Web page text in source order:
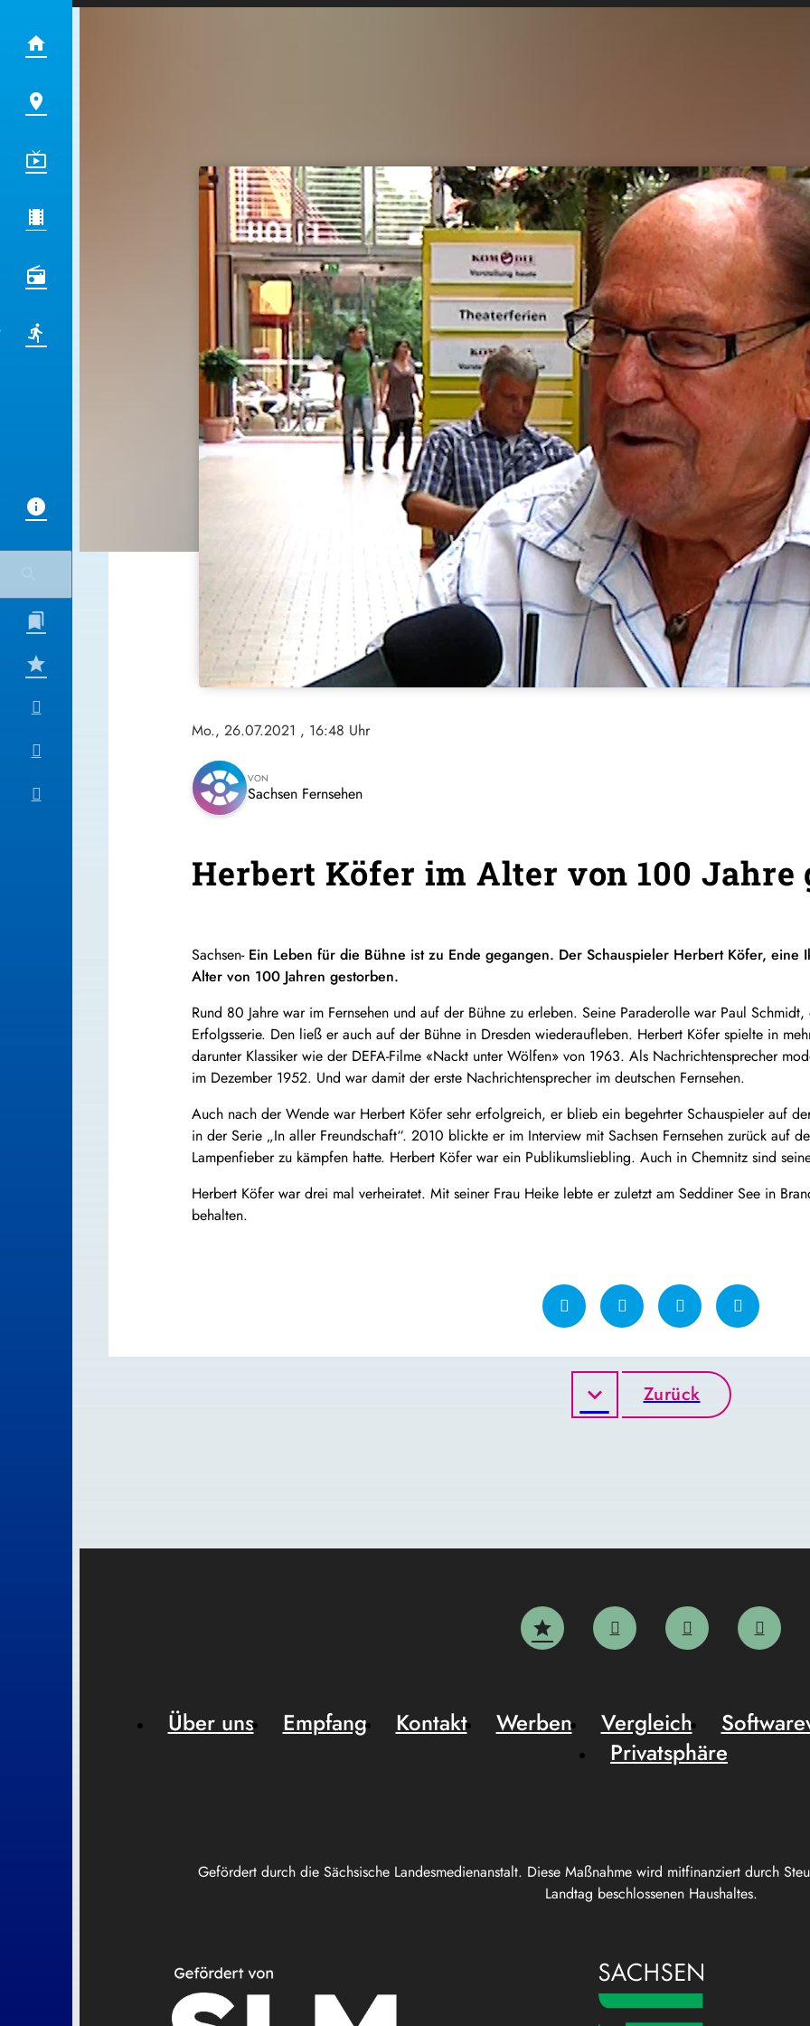
Mo., 26.07.2021 , 16:48 Uhr
VON
Sachsen Fernsehen
Herbert Köfer im Alter von 100 Jahre
Sachsen- Ein Leben für die Bühne ist zu Ende gegangen. Der Schauspieler Herbert Köfer, eine
Alter von 100 Jahren gestorben.
Rund 80 Jahre war im Fernsehen und auf der Bühne zu erleben. Seine Paraderolle war Paul
Erfolgsserie. Den ließ er auch auf der Bühne in Dresden wiederaufleben. Herbert Köfer spielte in
darunter Klassiker wie der DEFA-Filme «Nackt unter Wölfen» von 1963. Als Nachrichtensprecher
im Dezember 1952. Und war damit der erste Nachrichtensprecher im deutschen Fernsehen.
Auch nach der Wende war Herbert Köfer sehr erfolgreich, er blieb ein begehrter Schauspieler auf
in der Serie „In aller Freundschaft“. 2010 blickte er im Interview mit Sachsen Fernsehen zurück auf
Lampenfieber zu kämpfen hatte. Herbert Köfer war ein Publikumsliebling. Auch in Chemnitz sind
Herbert Köfer war drei mal verheiratet. Mit seiner Frau Heike lebte er zuletzt am Seddiner See in
behalten.
Zurück
Gefördert durch die Sächsische Landesmedienanstalt. Diese Maßnahme wird mitfinanziert durch
Landtag beschlossenen Haushaltes.
Über uns Empfang Kontakt Werben Vergleich
Privatsphäre